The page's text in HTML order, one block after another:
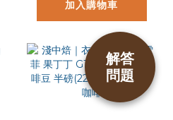
加入購物車
解答
問題